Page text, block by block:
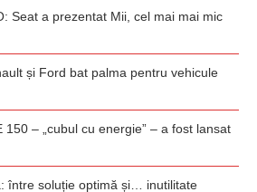
Seat a prezentat Mii, cel mai mai mic
și Ford bat palma pentru vehicule
150 – „cubul cu energie” – a fost lansat
între soluție optimă și… inutilitate